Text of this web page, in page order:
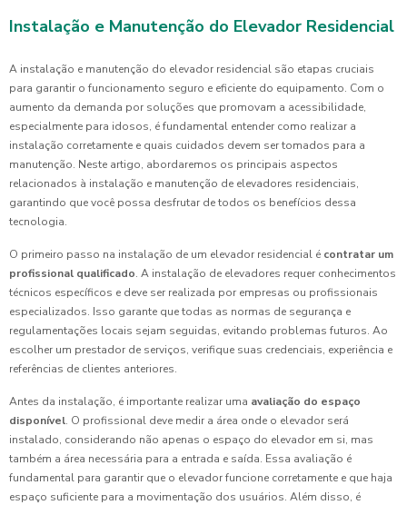
Instalação e Manutenção do Elevador Residencial
A instalação e manutenção do elevador residencial são etapas cruciais
para garantir o funcionamento seguro e eficiente do equipamento. Com o
aumento da demanda por soluções que promovam a acessibilidade,
especialmente para idosos, é fundamental entender como realizar a
instalação corretamente e quais cuidados devem ser tomados para a
manutenção. Neste artigo, abordaremos os principais aspectos
relacionados à instalação e manutenção de elevadores residenciais,
garantindo que você possa desfrutar de todos os benefícios dessa
tecnologia.
O primeiro passo na instalação de um elevador residencial é contratar um
profissional qualificado. A instalação de elevadores requer conhecimentos
técnicos específicos e deve ser realizada por empresas ou profissionais
especializados. Isso garante que todas as normas de segurança e
regulamentações locais sejam seguidas, evitando problemas futuros. Ao
escolher um prestador de serviços, verifique suas credenciais, experiência e
referências de clientes anteriores.
Antes da instalação, é importante realizar uma avaliação do espaço
disponível. O profissional deve medir a área onde o elevador será
instalado, considerando não apenas o espaço do elevador em si, mas
também a área necessária para a entrada e saída. Essa avaliação é
fundamental para garantir que o elevador funcione corretamente e que haja
espaço suficiente para a movimentação dos usuários. Além disso, é